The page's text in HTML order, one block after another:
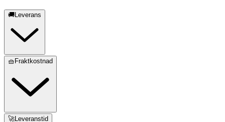
🚚Leverans
🧺Fraktkostnad
🚀Leveranstid